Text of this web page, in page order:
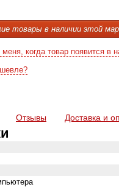
товары в наличии этой
когда товар появится в
Отзывы Доставка и